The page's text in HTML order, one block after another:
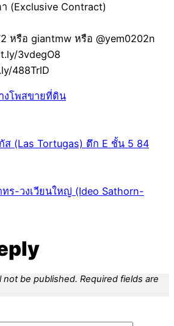
(Exclusive Contract)
หรือ giantmw หรือ @yem0202n
3vdegO8
488TrlD
งโพสขายที่ดิน
(Las Tortugas) ตึก E ชั้น 5 84
ร-วงเวียนใหญ่ (Ideo Sathorn-
not be published. Required fields are